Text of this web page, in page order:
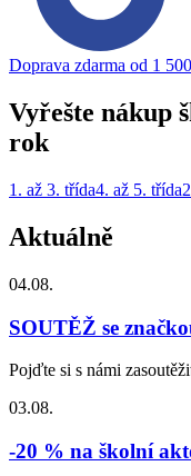
Doprava zdarma od 1
Vyřešte nákup
rok
1. až 3. třída4. až 5. třída
Aktuálně
04.08.
SOUTĚŽ se
Pojďte si s námi
03.08.
-20 % na školní